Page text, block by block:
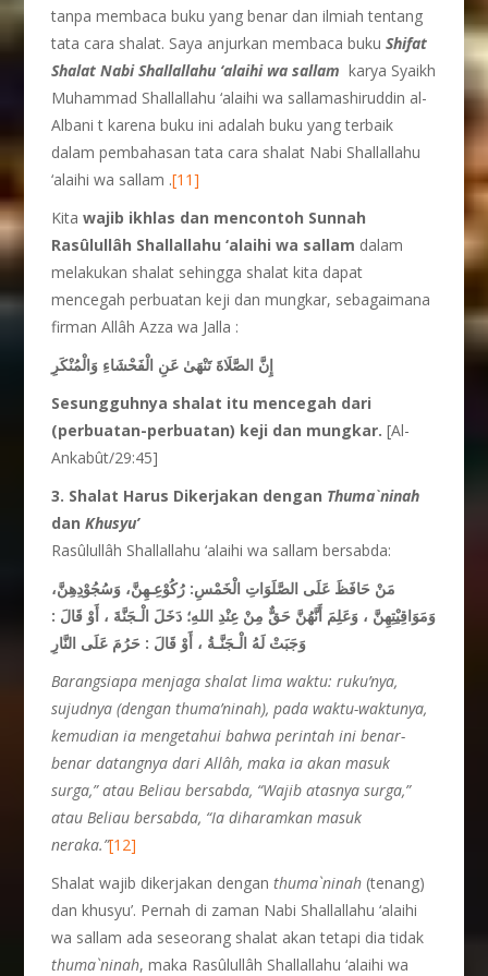
tanpa membaca buku yang benar dan ilmiah tentang
tata cara shalat. Saya anjurkan membaca bukuShifat
Shalat Nabi Shallallahu ‘alaihi wa sallam karya Syaikh
Muhammad Shallallahu ‘alaihi wa sallamashiruddin al-
Albani t karena buku ini adalah buku yang terbaik
dalam pembahasan tata cara shalat Nabi Shallallahu
‘alaihi wa sallam .[11]
Kitawajib ikhlas dan mencontoh Sunnah
Rasûlullâh Shallallahu ‘alaihi wa sallam dalam
melakukan shalat sehingga shalat kita dapat
mencegah perbuatan keji dan mungkar, sebagaimana
firman Allâh Azza wa Jalla :
إِنَّ الصَّلَاةَ تَنْهَىٰ عَنِ الْفَحْشَاءِ وَالْمُنْكَرِ
Sesungguhnya shalat itu mencegah dari
(perbuatan-perbuatan) keji dan mungkar. [Al-
Ankabût/29:45]
3. Shalat Harus Dikerjakan dengan Thuma`ninah
danKhusyu’
Rasûlullâh Shallallahu ‘alaihi wa sallam bersabda:
مَنْ حَافَظَ عَلَى الصَّلَوَاتِ الْخَمْسِ: رُكُوْعِـهِنَّ، وَسُجُوْدِهِنَّ،
وَمَوَاقِيْتِهِنَّ ، وَعَلِمَ أَنَّهُنَّ حَقٌّ مِنْ عِنْدِ اللهِ؛ دَخَلَ الْـجَنَّةَ ، أَوْ قَالَ :
وَجَبَتْ لَهُ الْـجَنَّـةُ ، أَوْ قَالَ : حَرُمَ عَلَى النَّارِ
Barangsiapa menjaga shalat lima waktu: ruku’nya,
sujudnya (dengan thuma’ninah), pada waktu-waktunya,
kemudian ia mengetahui bahwa perintah ini benar-
benar datangnya dari Allâh, maka ia akan masuk
surga,” atau Beliau bersabda, “Wajib atasnya surga,”
atau Beliau bersabda, “Ia diharamkan masuk
neraka.”[12]
Shalat wajib dikerjakan denganthuma`ninah (tenang)
dan khusyu’. Pernah di zaman Nabi Shallallahu ‘alaihi
wa sallam ada seseorang shalat akan tetapi dia tidak
thuma`ninah, maka Rasûlullâh Shallallahu ‘alaihi wa